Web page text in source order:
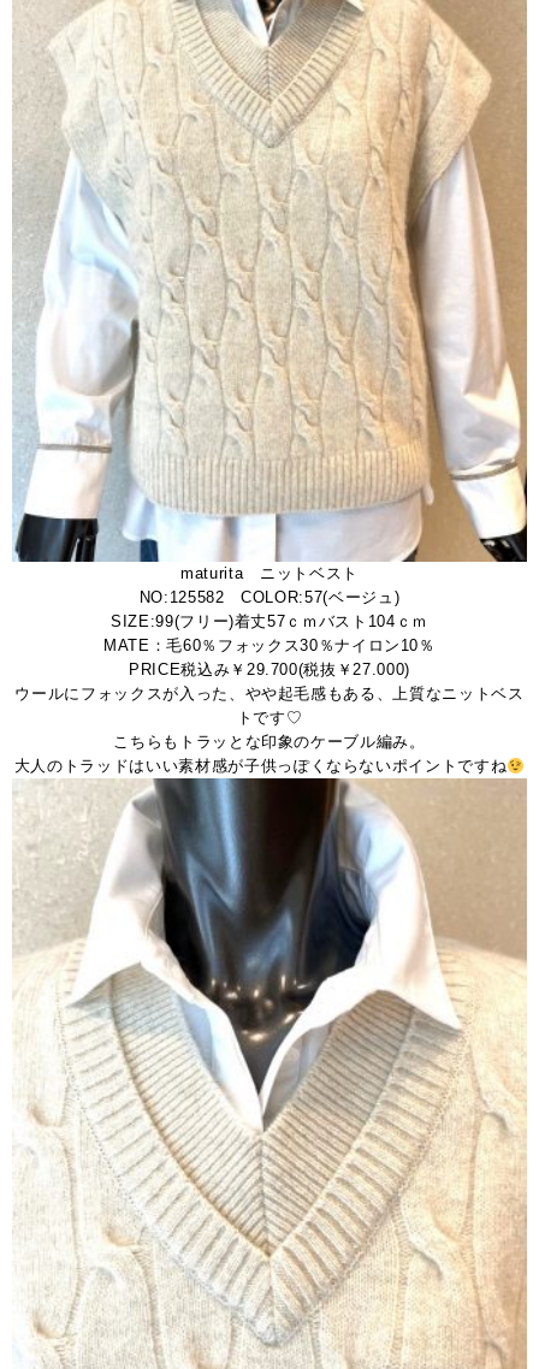
maturita ニットベスト
NO:125582 COLOR:57(ベージュ)
SIZE:99(フリー)着丈57ｃｍバスト104ｃｍ
MATE：毛60％フォックス30％ナイロン10％
PRICE税込み￥29.700(税抜￥27.000)
ウールにフォックスが入った、やや起毛感もある、上質なニットベス
トです♡
こちらもトラッとな印象のケーブル編み。
大人のトラッドはいい素材感が子供っぽくならないポイントですね